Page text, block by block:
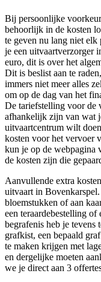
Bij persoonlijke
behoorlijk in de kosten
te geven nu lang niet
je een uitvaartverzorger
euro, dit is over het
Dit is beslist aan te
immers niet meer alles
om op de dag van het
De tariefstelling voor de
afhankelijk zijn van wat
uitvaartcentrum wilt
kosten voor het vervoer
kun je op de webpagina
de kosten zijn die
Aanvullende extra
uitvaart in
bloemstukken of aan
een teraardebestelling
begrafenis heb je tevens
grafkist, een bepaald
te maken krijgen met
en dergelijke moeten
we je direct aan 3